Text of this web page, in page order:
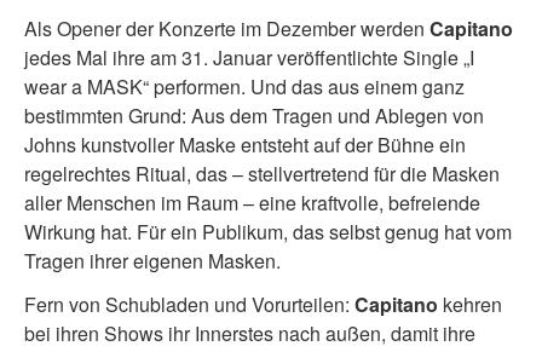
Als Opener der Konzerte im Dezember werden Capitano
jedes Mal ihre am 31. Januar veröffentlichte Single „I
wear a MASK“ performen. Und das aus einem ganz
bestimmten Grund: Aus dem Tragen und Ablegen von
Johns kunstvoller Maske entsteht auf der Bühne ein
regelrechtes Ritual, das – stellvertretend für die Masken
aller Menschen im Raum – eine kraftvolle, befreiende
Wirkung hat. Für ein Publikum, das selbst genug hat vom
Tragen ihrer eigenen Masken.
Fern von Schubladen und Vorurteilen: Capitano kehren
bei ihren Shows ihr Innerstes nach außen, damit ihre